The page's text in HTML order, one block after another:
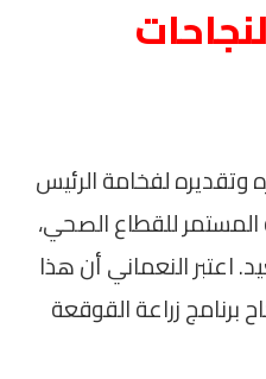
وتقديره لفخامة الرئيس
للقطاع الصحي،
النعماني أن هذا
برنامج زراعة القوقعة